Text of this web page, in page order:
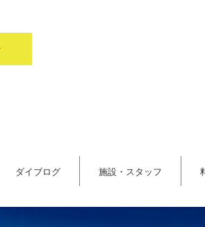
ダイブログ 施設・スタッフ